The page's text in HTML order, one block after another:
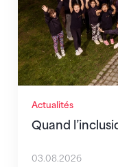
Actualités
Quand
03.08.2026